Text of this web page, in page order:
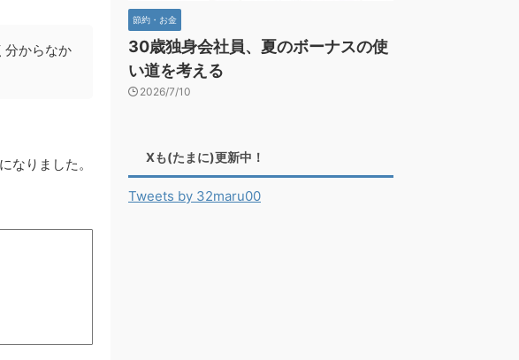
分からなか
なりました。
節約・お金
30歳独身会社員、夏のボーナスの使
い道を考える
2026/7/10
Xも(たまに)更新中！
Tweets by 32maru00